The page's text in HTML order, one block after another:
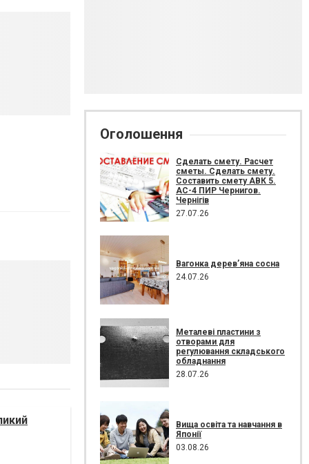
Оголошення
Сделать смету. Расчет
сметы. Сделать смету.
Составить смету АВК 5.
АС-4 ПИР Чернигов.
Чернігів
27.07.26
Вагонка дерев’яна сосна
24.07.26
Металеві пластини з
отворами для
регулювання складського
обладнання
28.07.26
Вища освіта та навчання в
Японії
03.08.26